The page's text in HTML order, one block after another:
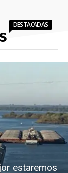
DESTACADAS
estaremos